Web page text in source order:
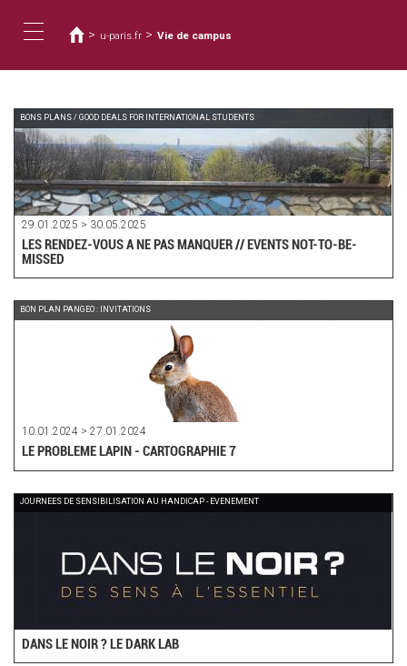
contenu
navigation
êtes
ici
> u-paris.fr > Vie de campus
BONS PLANS / GOOD DEALS FOR INTERNATIONAL STUDENTS
29.01.2025 > 30.05.2025
LES RENDEZ-VOUS A NE PAS MANQUER // EVENTS NOT-TO-BE-
MISSED
BON PLAN PANGEO : INVITATIONS
10.01.2024 > 27.01.2024
LE PROBLEME LAPIN - CARTOGRAPHIE 7
JOURNEES DE SENSIBILISATION AU HANDICAP - EVENEMENT
DANS LE NOIR ? LE DARK LAB